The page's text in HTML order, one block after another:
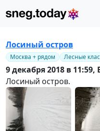
Лосиный остров
Москва + рядом Лесные
9 декабря 2018 в 11:59,
Лосиный остров.